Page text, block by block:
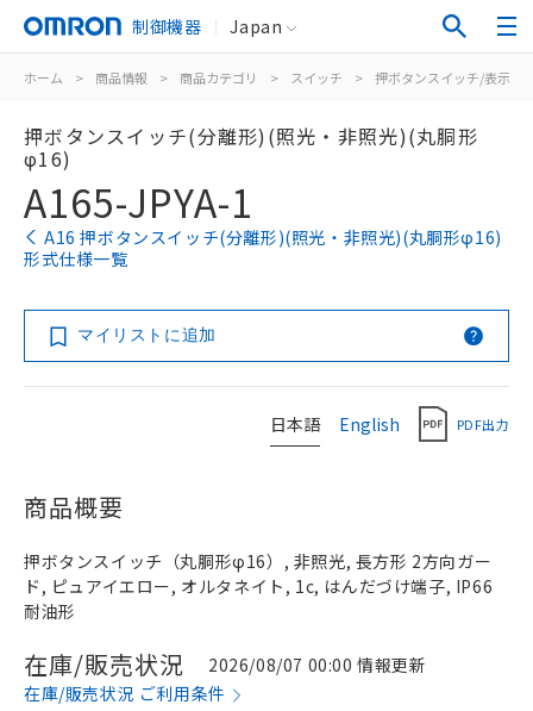
制御機器 Japan
ホーム > 商品情報 > 商品カテゴリ > スイッチ > 押ボタンスイッチ/表示灯
押ボタンスイッチ(分離形)(照光・非照光)(丸胴形
φ16)
A165-JPYA-1
A16 押ボタンスイッチ(分離形)(照光・非照光)(丸胴形φ16)
形式仕様一覧
マイリストに追加
日本語 English PDF出力
商品概要
押ボタンスイッチ（丸胴形φ16）, 非照光, 長方形 2方向ガー
ド, ピュアイエロー, オルタネイト, 1c, はんだづけ端子, IP66
耐油形
在庫/販売状況
2026/08/07 00:00 情報更新
在庫/販売状況 ご利用条件